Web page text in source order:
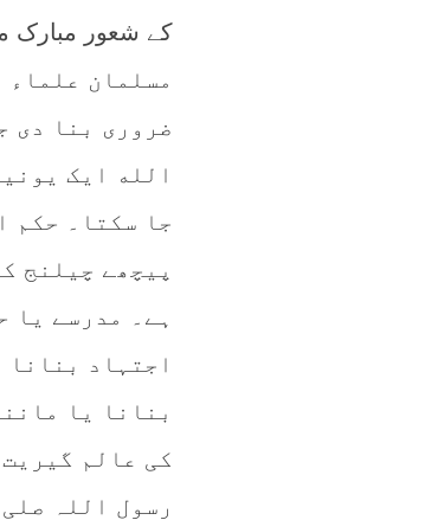
کے شعور مبارک
مسلمان علماء
ضروری بنا دی
الله ایک
جا سکتا۔ حکم
پیچھے چیلنج
ہے۔ مدرسے یا
اجتہاد
بنانا یا
کی عالم
رسول اللہ